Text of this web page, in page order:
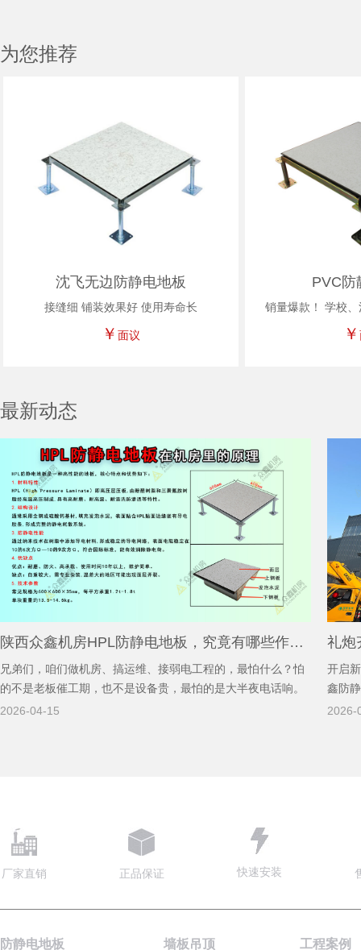
为您推荐
沈飞无边防静电地板
接缝细 铺装效果好 使用寿命长
￥ 面议
PVC防
销量爆款！ 学校
￥
最新动态
陕西众鑫机房HPL防静电地板，究竟有哪些作用？
兄弟们，咱们做机房、搞运维、接弱电工程的，最怕什么？怕
的不是老板催工期，也不是设备贵，最怕的是大半夜电话响。
那边领导一声吼：“怎么又断网了？服务器怎么又报警了？” 你
2026-04-15
开启
鑫防
西安
2026-
厂家直销 正品保证 快速安装
防静电地板 墙板吊顶 工程案例